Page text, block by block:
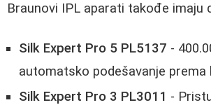
Braunovi IPL aparati takođe imaju
Silk Expert Pro 5 PL5137 -
automatsko podešavanje prema
Silk Expert Pro 3 PL3011 -